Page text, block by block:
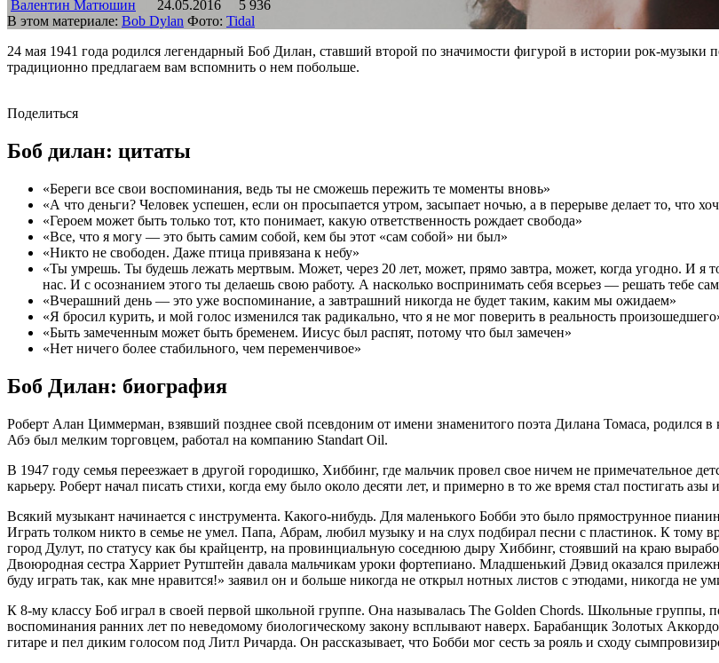
Валентин Матюшин 24.05.2016
5 936
В этом материале: Bob Dylan Фото: Tidal
24 мая 1941 года родился легендарный Боб Дилан, ставший второй по значимости фигурой в истории рок-
традиционно предлагаем вам вспомнить о нем побольше.
Поделиться
Боб дилан: цитаты
«Береги все свои воспоминания, ведь ты не сможешь пережить те моменты вновь»
«А что деньги? Человек успешен, если он просыпается утром, засыпает ночью, а в перерыве делает то, что
«Героем может быть только тот, кто понимает, какую ответственность рождает свобода»
«Все, что я могу — это быть самим собой, кем бы этот «сам собой» ни был»
«Никто не свободен. Даже птица привязана к небу»
«Ты умрешь. Ты будешь лежать мертвым. Может, через 20 лет, может, прямо завтра, может, когда угодно. И я
нас. И с осознанием этого ты делаешь свою работу. А насколько воспринимать себя всерьез — решать тебе
«Вчерашний день — это уже воспоминание, а завтрашний никогда не будет таким, каким мы ожидаем»
«Я бросил курить, и мой голос изменился так радикально, что я не мог поверить в реальность
«Быть замеченным может быть бременем. Иисус был распят, потому что был замечен»
«Нет ничего более стабильного, чем переменчивое»
Боб Дилан: биография
Роберт Алан Циммерман, взявший позднее свой псевдоним от имени знаменитого поэта Дилана Томаса, родился
Абэ был мелким торговцем, работал на компанию Standart Oil.
В 1947 году семья переезжает в другой городишко, Хиббинг, где мальчик провел свое ничем не примечательное
карьеру. Роберт начал писать стихи, когда ему было около десяти лет, и примерно в то же время стал постигать
Всякий музыкант начинается с инструмента. Какого-нибудь. Для маленького Бобби это было прямострунное
Играть толком никто в семье не умел. Папа, Абрам, любил музыку и на слух подбирал песни с пластинок. К тому
город Дулут, по статусу как бы крайцентр, на провинциальную соседнюю дыру Хиббинг, стоявший на краю
Двоюродная сестра Харриет Рутштейн давала мальчикам уроки фортепиано. Младшенький Дэвид оказался
буду играть так, как мне нравится!» заявил он и больше никогда не открыл нотных листов с этюдами, никогда не
К 8-му классу Боб играл в своей первой школьной группе. Она называлась The Golden Chords. Школьные
воспоминания ранних лет по неведомому биологическому закону всплывают наверх. Барабанщик Золотых
гитаре и пел диким голосом под Литл Ричарда. Он рассказывает, что Бобби мог сесть за рояль и сходу